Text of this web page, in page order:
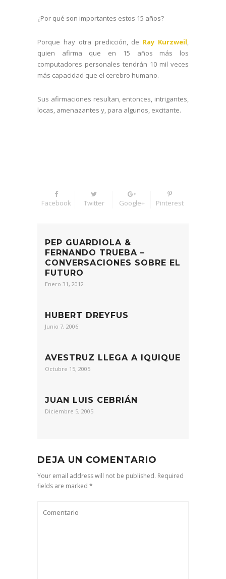
¿Por qué son importantes estos 15 años?
Porque hay otra predicción, de Ray Kurzweil,
quien afirma que en 15 años más los
computadores personales tendrán 10 mil veces
más capacidad que el cerebro humano.
Sus afirmaciones resultan, entonces, intrigantes,
locas, amenazantes y, para algunos, excitante.
Facebook Twitter Google+ Pinterest
PEP GUARDIOLA &
FERNANDO TRUEBA –
CONVERSACIONES SOBRE EL
FUTURO
Enero 31, 2012
HUBERT DREYFUS
Junio 7, 2006
AVESTRUZ LLEGA A IQUIQUE
Octubre 15, 2005
JUAN LUIS CEBRIÁN
Diciembre 5, 2005
DEJA UN COMENTARIO
Your email address will not be published. Required
fields are marked *